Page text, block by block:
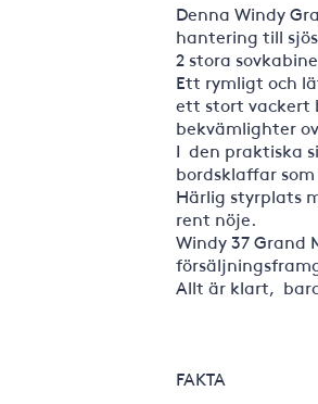
Denna Windy
hantering till
2 stora
Ett rymligt och
ett stort vackert
bekvämlighter
I den praktiska
bordsklaffar
Härlig styrplats
rent nöje.
Windy 37 Grand
Allt är klart,
FAKTA